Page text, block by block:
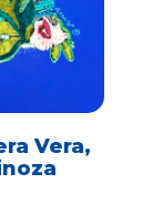
Vera,